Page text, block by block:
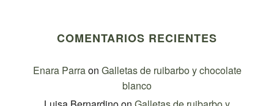
COMENTARIOS RECIENTES
Enara Parraon Galletas de ruibarbo y chocolate
blanco